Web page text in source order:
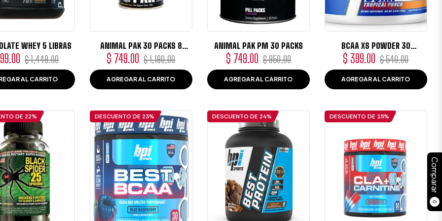
Comparar
0
AMZ ISOLATE WHEY 5 LIBRAS
$ 1,449.00Precio
de
oferta
AL CARRITO
ANIMAL PAK 30 PACKS 8
PILDORAS
Precio
habitual
$ 749.00 $ 1,190.00Precio
de
oferta
AGREGAR AL CARRITO
ANIMAL PAK PM 30 PACKS
Precio
habitual
$ 749.00 $ 950.00Precio
de
oferta
AGREGAR AL CARRITO
BCAA XS POWDER 30
PORCIONES
Precio
habitual
$ 399.00 $ 540.00Precio
de
oferta
AGREGAR AL CARRITO
DE 22% DESCUENTO DE 23% DESCUENTO DE 24% DESCUENTO DE 15%